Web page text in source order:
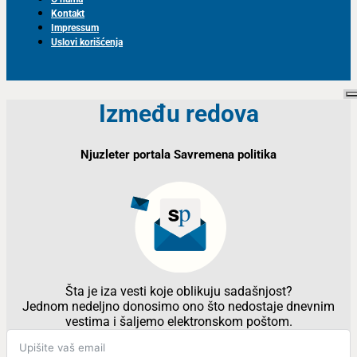
Kontakt
Impressum
Uslovi korišćenja
Između redova
Njuzleter portala Savremena politika
Šta je iza vesti koje oblikuju sadašnjost?
Jednom nedeljno donosimo ono što nedostaje dnevnim
vestima i šaljemo elektronskom poštom.